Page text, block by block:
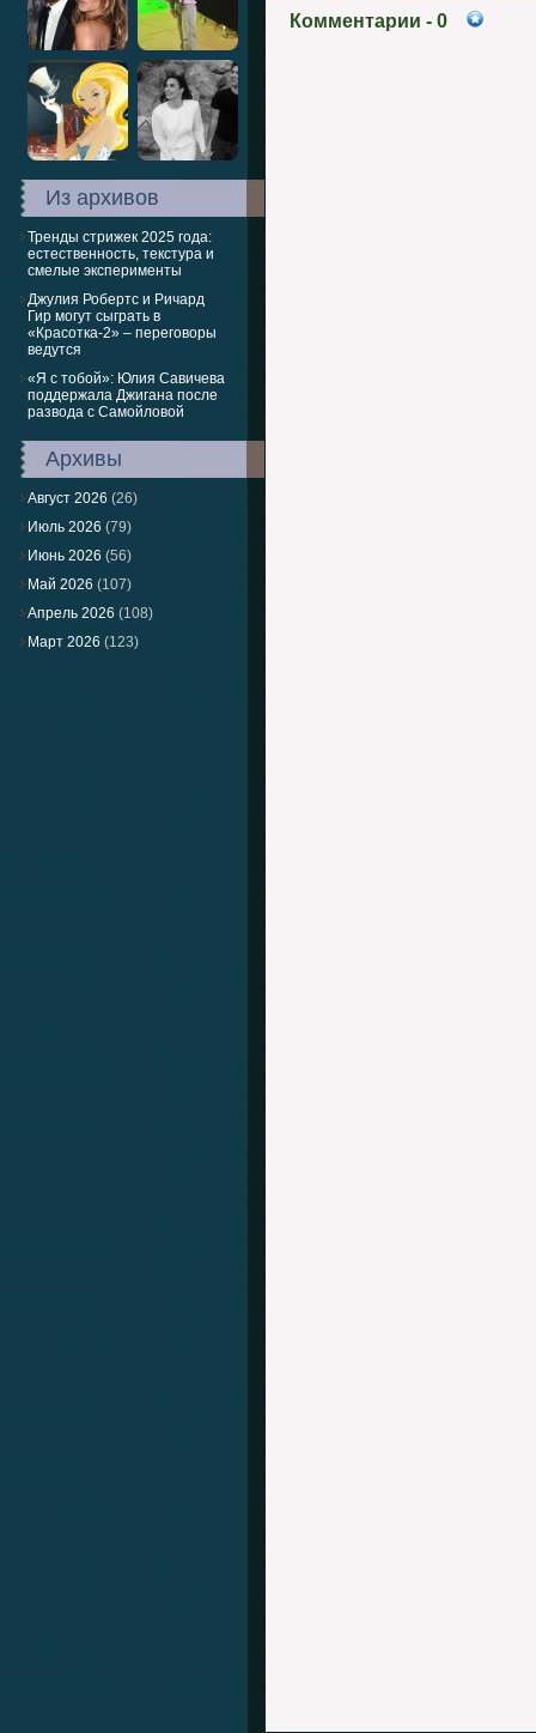
Из архивов
Тренды стрижек 2025 года:
естественность, текстура и
смелые эксперименты
Джулия Робертс и Ричард
Гир могут сыграть в
«Красотка-2» – переговоры
ведутся
«Я с тобой»: Юлия Савичева
поддержала Джигана после
развода с Самойловой
Архивы
Август 2026 (26)
Июль 2026 (79)
Июнь 2026 (56)
Май 2026 (107)
Апрель 2026 (108)
Март 2026 (123)
Комментарии - 0